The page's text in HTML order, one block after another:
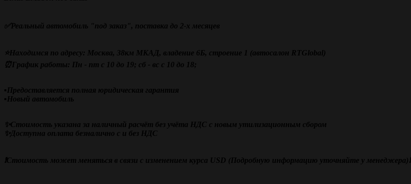
✅Реальный автомобиль "под заказ", поставка до 2-х месяцев
⭐Находимся по адресу: Москва, 38км МКАД, владение 6Б, строение 1 (автосалон RTGlobal)
⏰График работы: Пн - пт с 10 до 19; сб - вс с 10 до 18;
▪️Предоставляется полная юридическая гарантия
▪️Новый автомобиль
✨Стоимость указана за наличный расчёт без учёта НДС с новым утилизационным сбором
✨Доступна оплата безналично с и без НДС
❗️Стоимость может меняться в связи с изменением курса USD (Подробную информацию уточняйте у менеджера)❗️